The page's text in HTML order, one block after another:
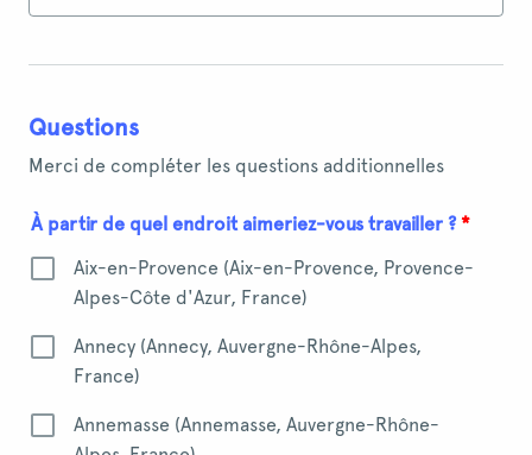
Questions
Merci de compléter les questions additionnelles
À partir de quel endroit aimeriez-vous travailler ? *
Aix-en-Provence (Aix-en-Provence, Provence-
Alpes-Côte d'Azur, France)
Annecy (Annecy, Auvergne-Rhône-Alpes,
France)
Annemasse (Annemasse, Auvergne-Rhône-